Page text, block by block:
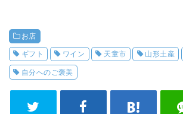
お店
ギフト ワイン 天童市 山形土産
自分へのご褒美